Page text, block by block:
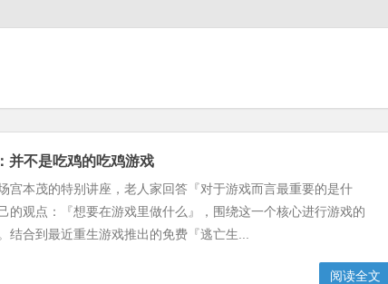
并不是吃鸡的吃鸡游戏
宫本茂的特别讲座，老人家回答『对于游戏而言最重要的是什
的观点：『想要在游戏里做什么』，围绕这一个核心进行游戏的
结合到最近重生游戏推出的免费『逃亡生...
阅读全文